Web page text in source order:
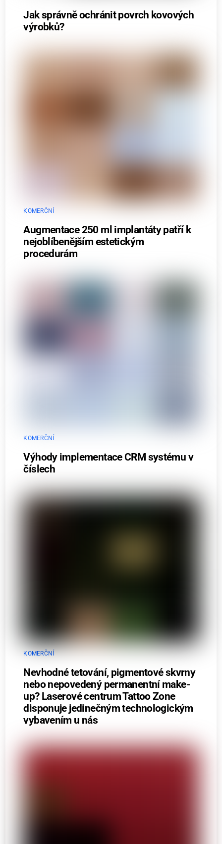
Jak správně ochránit povrch kovových
výrobků?
KOMERČNÍ
Augmentace 250 ml implantáty patří k
nejoblíbenějším estetickým
procedurám
KOMERČNÍ
Výhody implementace CRM systému v
číslech
KOMERČNÍ
Nevhodné tetování, pigmentové skvrny
nebo nepovedený permanentní make-
up? Laserové centrum Tattoo Zone
disponuje jedinečným technologickým
vybavením u nás